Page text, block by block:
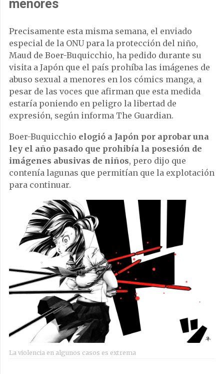
menores
Precisamente esta misma semana, el enviado
especial de la ONU para la protección del niño,
Maud de Boer-Buquicchio, ha pedido durante su
visita a Japón que el país prohíba las imágenes de
abuso sexual a menores en los cómics manga, a
pesar de las voces que afirman que esta medida
estaría poniendo en peligro la libertad de
expresión, según informa The Guardian.
Boer-Buquicchio elogió a Japón por aprobar una
ley el año pasado que prohibía la posesión de
imágenes abusivas de niños, pero dijo que
contenía lagunas que permitían que la explotación
para continuar.
La violencia en algunos casos es extrema